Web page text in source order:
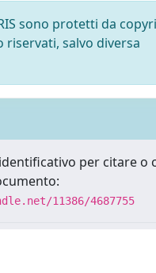
sono protetti da
salvo diversa
per citare o
11386/4687755